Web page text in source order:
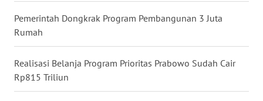
Pemerintah Dongkrak Program Pembangunan 3 Juta
Rumah
Realisasi Belanja Program Prioritas Prabowo Sudah Cair
Rp815 Triliun
WN
GORONTALO
WN
SULUT